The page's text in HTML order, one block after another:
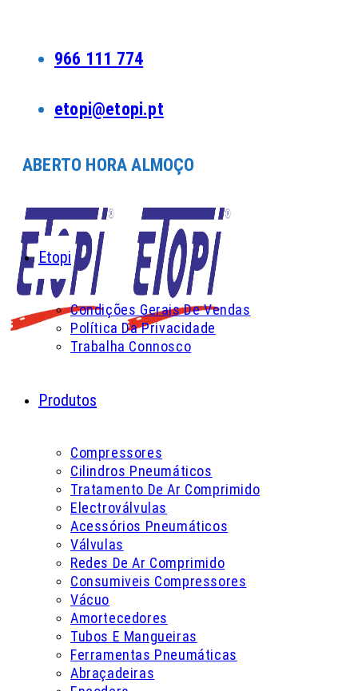
966 111 774
etopi@etopi.pt
ABERTO HORA ALMOÇO
Etopi
Condições Gerais De Vendas
Política Da Privacidade
Trabalha Connosco
Produtos
Compressores
Cilindros Pneumáticos
Tratamento De Ar Comprimido
Electroválvulas
Acessórios Pneumáticos
Válvulas
Redes De Ar Comprimido
Consumiveis Compressores
Vácuo
Amortecedores
Tubos E Mangueiras
Ferramentas Pneumáticas
Abraçadeiras